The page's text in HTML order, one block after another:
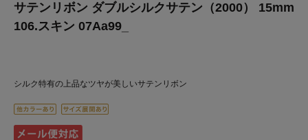
サテンリボン ダブルシルクサテン（2000） 15mm
106.スキン 07Aa99_
シルク特有の上品なツヤが美しいサテンリボン